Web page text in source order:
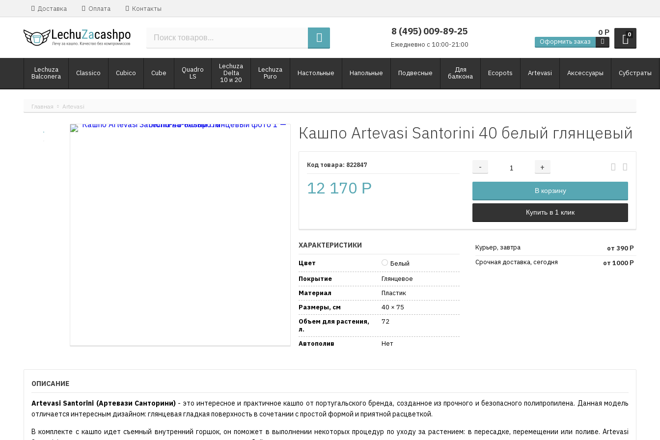
Доставка Оплата Контакты
8 (495) 009-89-25
Ежедневно с 10:00-21:00
0
0 Р
Оформить заказ
Lechuza
Balconera
Classico Cubico Cube
Quadro
LS
Lechuza
Delta
10 и 20
Lechuza
Puro
Настольные Напольные Подвесные
Для
балкона
Ecopots Artevasi Аксессуары Субстраты
Главная Artevasi
Кашпо Artevasi Santorini 40 белый глянцевый
- +
Добавляется...
В корзину
Добавлен
822847
12 170 Р
ХАРАКТЕРИСТИКИ
Цвет
Белый
Покрытие
Глянцевое
Материал
Пластик
Размеры, см
40 × 75
Объем для растения,
л.
72
Автополив Нет
Курьер, завтра от 390 Р
Срочная доставка, сегодня от 1000 Р
ОПИСАНИЕ
Artevasi Santorini (Артевази Санторини) - это интересное и практичное кашпо от португальского бренда, созданное из прочного и безопасного полипропилена. Данная модель
отличается интересным дизайном: глянцевая гладкая поверхность в сочетании с простой формой и приятной расцветкой.
В комплекте с кашпо идет съемный внутренний горшок, он поможет в выполнении некоторых процедур по уходу за растением: в пересадке, перемещении или поливе. Artevasi